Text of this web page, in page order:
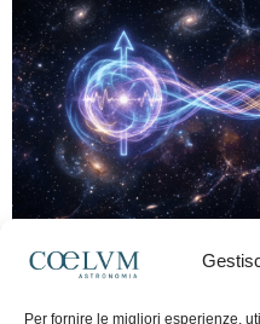
Per fornire le migliori esperienze,
Marco Lorrai - 15 Giugno 2026
moderna: due particelle possono